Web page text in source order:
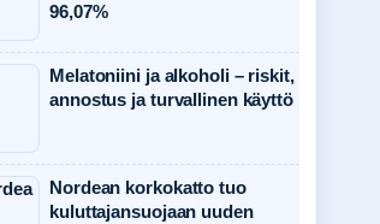
96,07%
Melatoniini ja alkoholi – riskit,
annostus ja turvallinen käyttö
Nordean korkokatto tuo
kuluttajansuojaan uuden